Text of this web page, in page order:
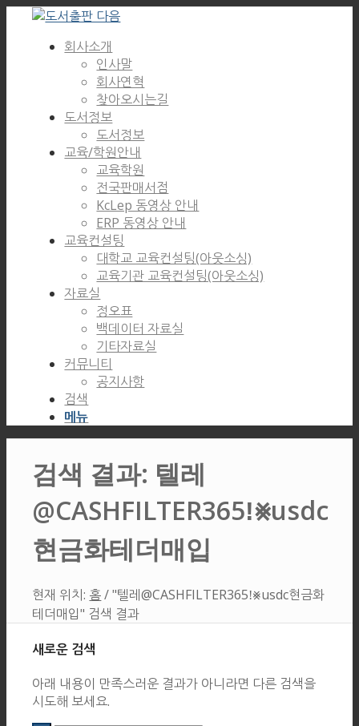
회사소개
인사말
회사연혁
찾아오시는길
도서정보
도서정보
교육/학원안내
교육학원
전국판매서점
KcLep 동영상 안내
ERP 동영상 안내
교육컨설팅
대학교 교육컨설팅(아웃소싱)
교육기관 교육컨설팅(아웃소싱)
자료실
정오표
백데이터 자료실
기타자료실
커뮤니티
공지사항
검색
메뉴
검색 결과: 텔레
@CASHFILTER365ǃ⨳usdc
현금화테더매입
현재 위치: 홈 / "텔레@CASHFILTER365ǃ⨳usdc현금화
테더매입" 검색 결과
새로운 검색
아래 내용이 만족스러운 결과가 아니라면 다른 검색을
시도해 보세요.